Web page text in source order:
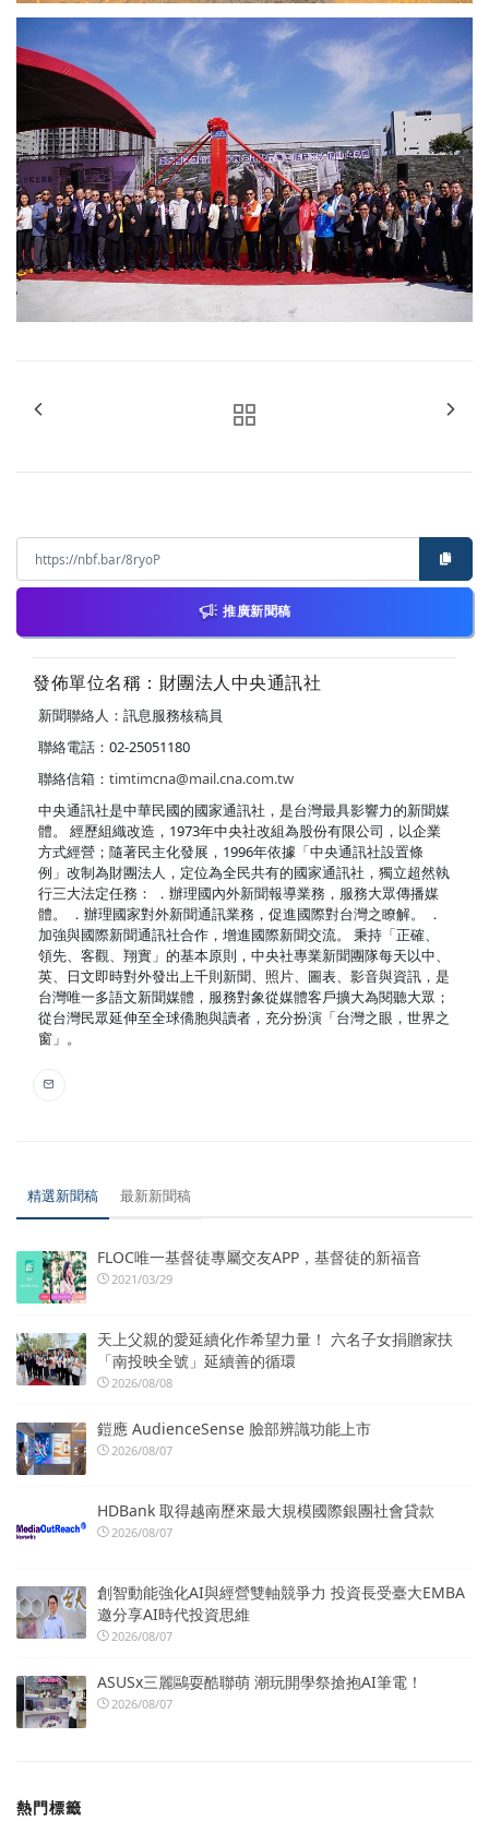
推廣新聞稿
發佈單位名稱：財團法人中央通訊社
新聞聯絡人：訊息服務核稿員
聯絡電話：02-25051180
聯絡信箱： timtimcna@mail.cna.com.tw
中央通訊社是中華民國的國家通訊社，是台灣最具影響力的新聞媒
體。 經歷組織改造，1973年中央社改組為股份有限公司，以企業
方式經營；隨著民主化發展，1996年依據「中央通訊社設置條
例」改制為財團法人，定位為全民共有的國家通訊社，獨立超然執
行三大法定任務： ．辦理國內外新聞報導業務，服務大眾傳播媒
體。 ．辦理國家對外新聞通訊業務，促進國際對台灣之瞭解。 ．
加強與國際新聞通訊社合作，增進國際新聞交流。 秉持「正確、
領先、客觀、翔實」的基本原則，中央社專業新聞團隊每天以中、
英、日文即時對外發出上千則新聞、照片、圖表、影音與資訊，是
台灣唯一多語文新聞媒體，服務對象從媒體客戶擴大為閱聽大眾；
從台灣民眾延伸至全球僑胞與讀者，充分扮演「台灣之眼，世界之
窗」。
精選新聞稿 最新新聞稿
FLOC唯一基督徒專屬交友APP，基督徒的新福音
2021/03/29
天上父親的愛延續化作希望力量！ 六名子女捐贈家扶
「南投映全號」延續善的循環
2026/08/08
鎧應 AudienceSense 臉部辨識功能上市
2026/08/07
HDBank 取得越南歷來最大規模國際銀團社會貸款
2026/08/07
創智動能強化AI與經營雙軸競爭力 投資長受臺大EMBA
邀分享AI時代投資思維
2026/08/07
ASUSx三麗鷗耍酷聯萌 潮玩開學祭搶抱AI筆電！
2026/08/07
熱門標籤